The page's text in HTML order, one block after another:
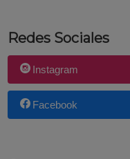
Redes Sociales
Instagram
Facebook